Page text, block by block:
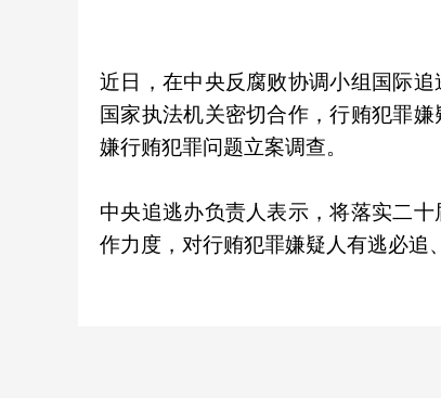
近日，在中央反腐败协调小组国际
国家执法机关密切合作，行贿犯罪
嫌行贿犯罪问题立案调查。
中央追逃办负责人表示，将落实二
作力度，对行贿犯罪嫌疑人有逃必追